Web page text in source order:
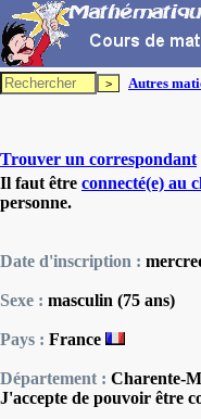
Autres
Trouver un correspondant
Il faut être connecté(e) au
personne.
Date d'inscription :
Sexe : masculin (75 ans)
Pays : France
Département : Charente-
J'accepte de pouvoir être